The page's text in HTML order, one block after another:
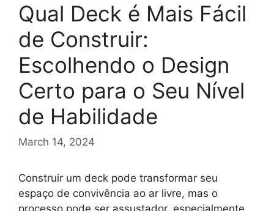
Qual Deck é Mais Fácil
de Construir:
Escolhendo o Design
Certo para o Seu Nível
de Habilidade
March 14, 2024
Construir um deck pode transformar seu
espaço de convivência ao ar livre, mas o
processo pode ser assustador, especialmente